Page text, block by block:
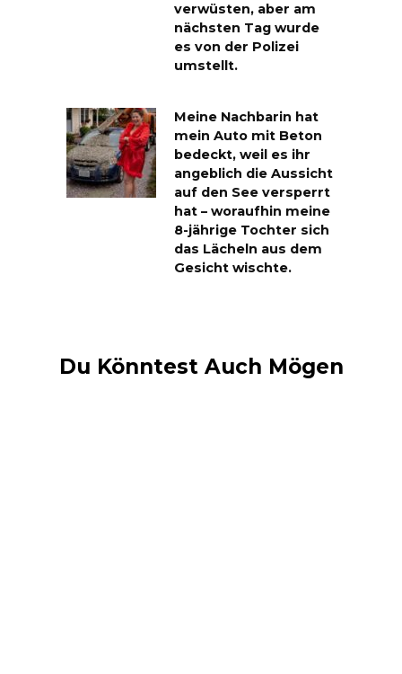
verwüsten, aber am
nächsten Tag wurde
es von der Polizei
umstellt.
Meine Nachbarin hat
mein Auto mit Beton
bedeckt, weil es ihr
angeblich die Aussicht
auf den See versperrt
hat – woraufhin meine
8-jährige Tochter sich
das Lächeln aus dem
Gesicht wischte.
Du Könntest Auch Mögen